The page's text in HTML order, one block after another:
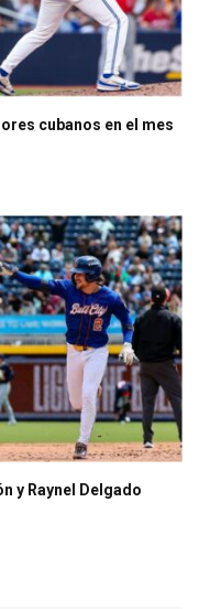
cubanos en el mes
y Raynel Delgado